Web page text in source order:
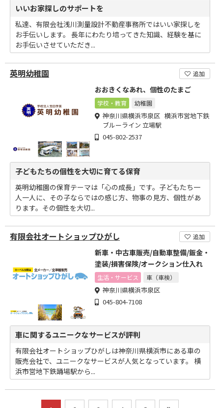
いいお家探しのサポートを
私達、有限会社浅川測量設計不動産事務所ではいい家探しを
お手伝いします。 長年にわたり培ってきた知識、経験を基に
お手伝いさせていただき...
英明幼稚園 追加
おおきくなあれ、個性のたまご
学校・教育 幼稚園
神奈川県横浜市泉区 横浜市営地下鉄
ブルーライン 立場駅
045-802-2537
子どもたちの個性を大切に育てる保育
英明幼稚園の保育テーマは「心の成長」です。子どもたち一
人一人に、その子ならではの感じ方、物事の見方、個性があ
ります。その個性を大切...
有限会社オートショップひがし 追加
新車・中古車販売/自動車整備/鈑金・
塗装/損害保険/オークション仕入れ
生活・サービス 車（車検）
神奈川県横浜市泉区
045-804-7108
車に関するユニークなサービスが評判
有限会社オートショップひがしは神奈川県横浜市にある車の
販売会社で、ユニークなサービスが人気となっています。 横
浜市営地下鉄踊場駅から...